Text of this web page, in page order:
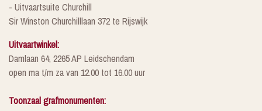
- Uitvaartsuite Churchill
Sir Winston Churchilllaan 372 te Rijswijk
Uitvaartwinkel:
Damlaan 64, 2265 AP Leidschendam
open ma t/m za van 12.00 tot 16.00 uur
Toonzaal grafmonumenten: